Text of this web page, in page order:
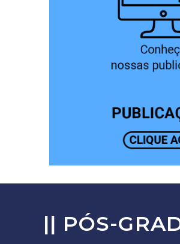
|| PÓS-